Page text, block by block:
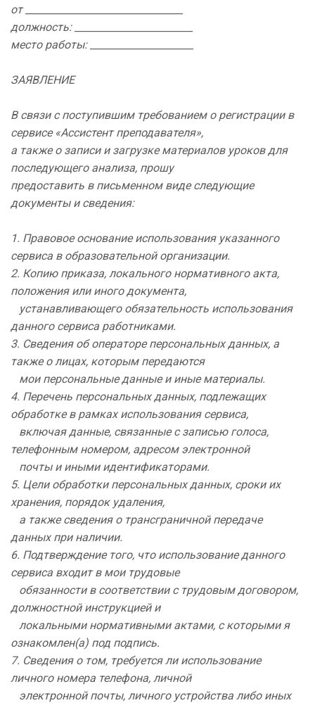
от ________________________________
должность: ________________________
место работы: _____________________
ЗАЯВЛЕНИЕ
В связи с поступившим требованием о регистрации в
сервисе «Ассистент преподавателя»,
а также о записи и загрузке материалов уроков для
последующего анализа, прошу
предоставить в письменном виде следующие
документы и сведения:
1. Правовое основание использования указанного
сервиса в образовательной организации.
2. Копию приказа, локального нормативного акта,
положения или иного документа,
устанавливающего обязательность использования
данного сервиса работниками.
3. Сведения об операторе персональных данных, а
также о лицах, которым передаются
мои персональные данные и иные материалы.
4. Перечень персональных данных, подлежащих
обработке в рамках использования сервиса,
включая данные, связанные с записью голоса,
телефонным номером, адресом электронной
почты и иными идентификаторами.
5. Цели обработки персональных данных, сроки их
хранения, порядок удаления,
а также сведения о трансграничной передаче
данных при наличии.
6. Подтверждение того, что использование данного
сервиса входит в мои трудовые
обязанности в соответствии с трудовым договором,
должностной инструкцией и
локальными нормативными актами, с которыми я
ознакомлен(а) под подпись.
7. Сведения о том, требуется ли использование
личного номера телефона, личной
электронной почты, личного устройства либо иных